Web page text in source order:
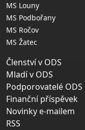
MS Louny
MS Podbořany
MS Ročov
MS Žatec
Členství v ODS
Mladí v ODS
Podporovatelé ODS
Finanční příspěvek
Novinky e-mailem
RSS